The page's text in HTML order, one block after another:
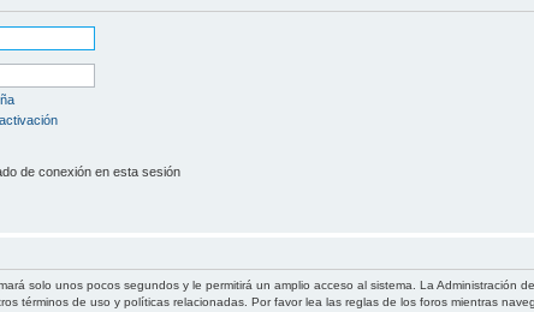
de conexión en esta sesión
solo unos pocos segundos y le permitirá un amplio acceso al sistema. La Administración
términos de uso y políticas relacionadas. Por favor lea las reglas de los foros mientras